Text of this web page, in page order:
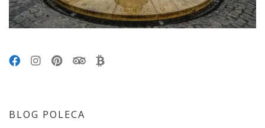
BLOG POLECA